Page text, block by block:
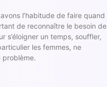
l’habitude de faire quand
de reconnaître le besoin de
s’éloigner un temps, souffler,
les femmes, ne
problème.